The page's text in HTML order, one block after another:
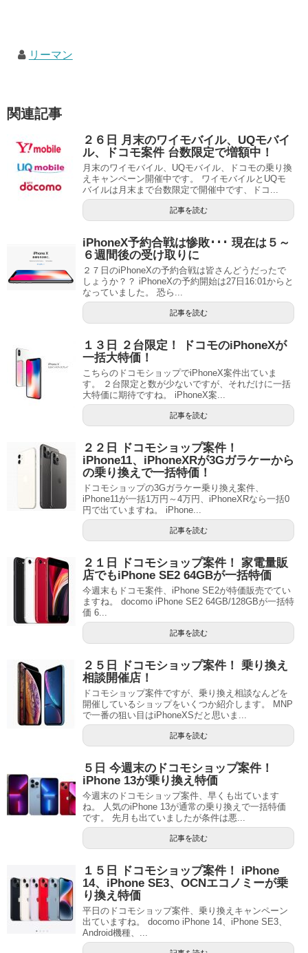
リーマン
関連記事
２６日 月末のワイモバイル、UQモバイ
ル、ドコモ案件 台数限定で増額中！
月末のワイモバイル、UQモバイル、ドコモの乗り換
えキャンペーン開催中です。 ワイモバイルとUQモ
バイルは月末まで台数限定で開催中です、ドコ...
記事を読む
iPhoneX予約合戦は惨敗･･･ 現在は５～
６週間後の受け取りに
２７日のiPhoneXの予約合戦は皆さんどうだったで
しょうか？？ iPhoneXの予約開始は27日16:01からと
なっていました。 恐ら...
記事を読む
１３日 ２台限定！ ドコモのiPhoneXが
一括大特価！
こちらのドコモショップでiPhoneX案件出ていま
す。 ２台限定と数が少ないですが、それだけに一括
大特価に期待ですね。 iPhoneX案...
記事を読む
２２日 ドコモショップ案件！
iPhone11、iPhoneXRが3Gガラケーから
の乗り換えで一括特価！
ドコモショップの3Gガラケー乗り換え案件、
iPhone11が一括1万円～4万円、iPhoneXRなら一括0
円で出ていますね。 iPhone...
記事を読む
２１日 ドコモショップ案件！ 家電量販
店でもiPhone SE2 64GBが一括特価
今週末もドコモ案件、iPhone SE2が特価販売でてい
ますね。 docomo iPhone SE2 64GB/128GBが一括特
価 6...
記事を読む
２５日 ドコモショップ案件！ 乗り換え
相談開催店！
ドコモショップ案件ですが、乗り換え相談なんどを
開催しているショップをいくつか紹介します。 MNP
で一番の狙い目はiPhoneXSだと思いま...
記事を読む
５日 今週末のドコモショップ案件！
iPhone 13が乗り換え特価
今週末のドコモショップ案件、早くも出ています
ね。 人気のiPhone 13が通常の乗り換えで一括特価
です。 先月も出ていましたが条件は悪...
記事を読む
１５日 ドコモショップ案件！ iPhone
14、iPhone SE3、OCNエコノミーが乗
り換え特価
平日のドコモショップ案件、乗り換えキャンペーン
出ていますね。 docomo iPhone 14、iPhone SE3、
Android機種、...